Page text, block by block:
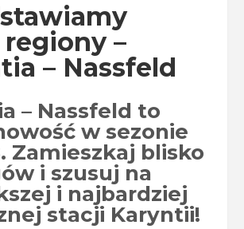
–
– Nassfeld
– Nassfeld to
w sezonie
Zamieszkaj blisko
i szusuj na
i najbardziej
stacji Karyntii!